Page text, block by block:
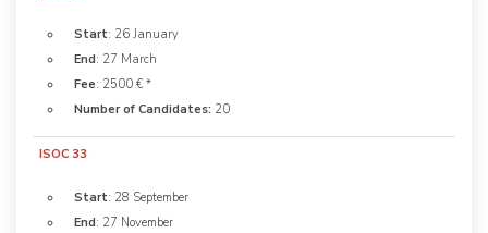
Start: 26 January
End: 27 March
Fee: 2500 € *
Number of Candidates: 20
ISOC 33
Start: 28 September
End: 27 November